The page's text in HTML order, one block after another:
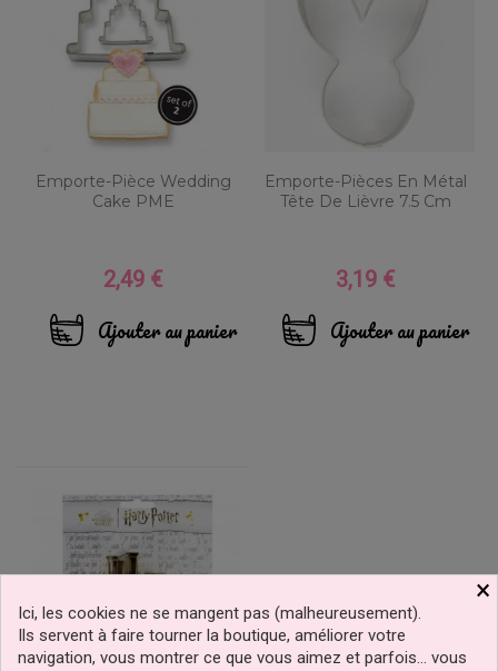
Emporte-Pièce Wedding
Cake PME
Prix
2,49 €
Ajouter au panier
Emporte-Pièces En Métal
Tête De Lièvre 7.5 Cm
Prix
3,19 €
Ajouter au panier
×
Ici, les cookies ne se mangent pas (malheureusement).
Ils servent à faire tourner la boutique, améliorer votre
navigation, vous montrer ce que vous aimez et parfois… vous